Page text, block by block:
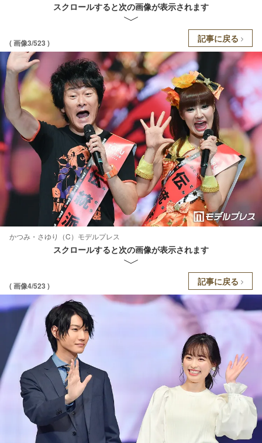
スクロールすると次の画像が表示されます
( 画像3/523 ) 記事に戻る
かつみ・さゆり（C）モデルプレス
スクロールすると次の画像が表示されます
( 画像4/523 ) 記事に戻る